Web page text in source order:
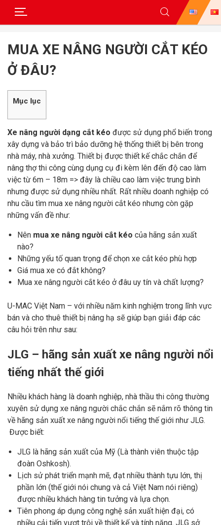
content
MUA XE NÂNG NGƯỜI CẮT KÉO
Ở ĐÂU?
Mục lục
Xe nâng người dạng cắt kéo được sử dụng phổ biến trong
xây dựng và bảo trì bảo dưỡng hệ thống thiết bị bên trong
nhà máy, nhà xưởng. Thiết bị được thiết kế chắc chắn để
nâng thợ thi công cùng dụng cụ đi kèm lên đến độ cao làm
việc từ 6m – 18m => đây là chiều cao làm việc trung bình
nhưng được sử dụng nhiều nhất. Rất nhiều doanh nghiệp có
nhu cầu tìm mua xe nâng người cắt kéo nhưng còn gặp
những vấn đề như:
Nên mua xe nâng người cắt kéo của hãng sản xuất
nào?
Những yếu tố quan trọng để chọn xe cắt kéo phù hợp
Giá mua xe có đắt không?
Mua xe nâng người cắt kéo ở đâu uy tín và chất lượng?
U-MAC Việt Nam – với nhiều năm kinh nghiệm trong lĩnh vực
bán và cho thuê thiết bị nâng hạ sẽ giúp bạn giải đáp các
câu hỏi trên như sau:
JLG – hãng sản xuất xe nâng người nổi
tiếng nhất thế giới
Nhiều khách hàng là doanh nghiệp, nhà thầu thi công thường
xuyên sử dụng xe nâng người chắc chắn sẽ nắm rõ thông tin
về hãng sản xuất xe nâng người nổi tiếng thế giới như JLG.
Được biết:
JLG là hãng sản xuất của Mỹ (Là thành viên thuộc tập
đoàn Oshkosh).
Lịch sử phát triển mạnh mẽ, đạt nhiều thành tựu lớn, thị
phần lớn (thế giới nói chung và cả Việt Nam nói riêng)
được nhiều khách hàng tin tưởng và lựa chọn.
Tiên phong áp dụng công nghệ sản xuất hiện đại, có
nhiều cải tiến vượt trội về thiết kế và tính năng. JLG sở